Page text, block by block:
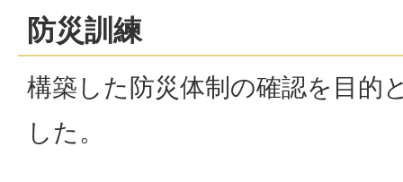
防災訓練
構築した防災体制の確認を目的
した。